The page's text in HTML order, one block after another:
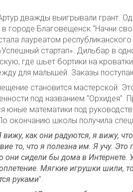
дважды выигрывали грант.
в городе Благовещенск "Начни
лауреатом
стартап». Дильбар в
где шьет бортики на
для малышей. Заказы
становится мастерской.
под названием "Орхидея".
юные математики под
окончанию школы получила
вижу, как они радуются, я вижу,
то, что я полезна им. Я учу.
они сидели бы дома в
Мягкие игрушки шили,
руками".